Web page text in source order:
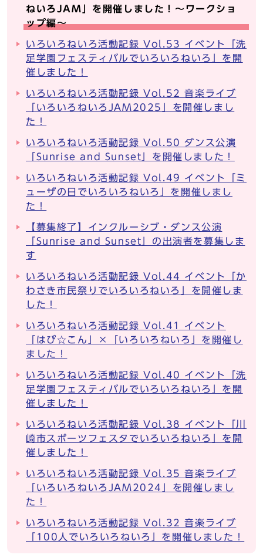
ねいろJAM」を開催しました！～ワークショ
ップ編～
いろいろねいろ活動記録 Vol.53 イベント「洗
足学園フェスティバルでいろいろねいろ」を開
催しました！
いろいろねいろ活動記録 Vol.52 音楽ライブ
「いろいろねいろJAM2025」を開催しまし
た！
いろいろねいろ活動記録 Vol.50 ダンス公演
「Sunrise and Sunset」を開催しました！
いろいろねいろ活動記録 Vol.49 イベント「ミ
ューザの日でいろいろねいろ」を開催しまし
た！
【募集終了】インクルーシブ・ダンス公演
「Sunrise and Sunset」の出演者を募集しま
す
いろいろねいろ活動記録 Vol.44 イベント「か
わさき市民祭りでいろいろねいろ」を開催しま
した！
いろいろねいろ活動記録 Vol.41 イベント
「はぴ☆こん」×「いろいろねいろ」を開催し
ました！
いろいろねいろ活動記録 Vol.40 イベント「洗
足学園フェスティバルでいろいろねいろ」を開
催しました！
いろいろねいろ活動記録 Vol.38 イベント「川
崎市スポーツフェスタでいろいろねいろ」を開
催しました！
いろいろねいろ活動記録 Vol.35 音楽ライブ
「いろいろねいろJAM2024」を開催しまし
た！
いろいろねいろ活動記録 Vol.32 音楽ライブ
「100人でいろいろねいろ」を開催しました！